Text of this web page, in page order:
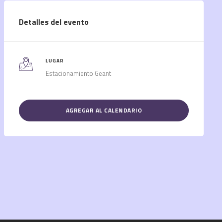
Detalles del evento
LUGAR
Estacionamiento Geant
AGREGAR AL CALENDARIO